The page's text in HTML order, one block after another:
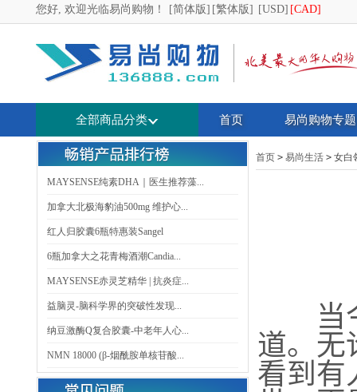
您好, 欢迎光临易尚购物！ [简体版] [繁体版] [USD] [CAD]
全部商品分类 首页 易尚购物专题
MAYSENSE纯素DHA｜医生推荐藻...
加拿大北极海豹油500mg 维护心...
红人归胶囊6瓶特惠装Sangel
6瓶加拿大之花青梅酒潮Candia...
MAYSENSE赤灵芝精华 | 抗炎症...
益脑灵-脑科学界的突破性发现...
纳豆激酶Q复合胶囊-中老年人心...
NMN 18000 (β-烟酰胺单核苷酸...
首页 > 易尚生活 > 女白
当今
道。无
看到有